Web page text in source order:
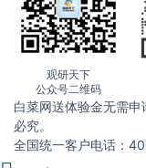
观研天下
公众号二维码
白菜网送体验金无需
必究。
全国统一客户电话：